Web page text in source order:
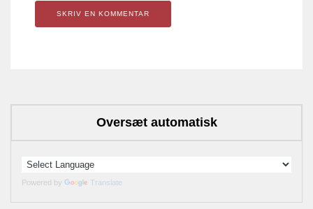
Oversæt automatisk
Powered by Translate